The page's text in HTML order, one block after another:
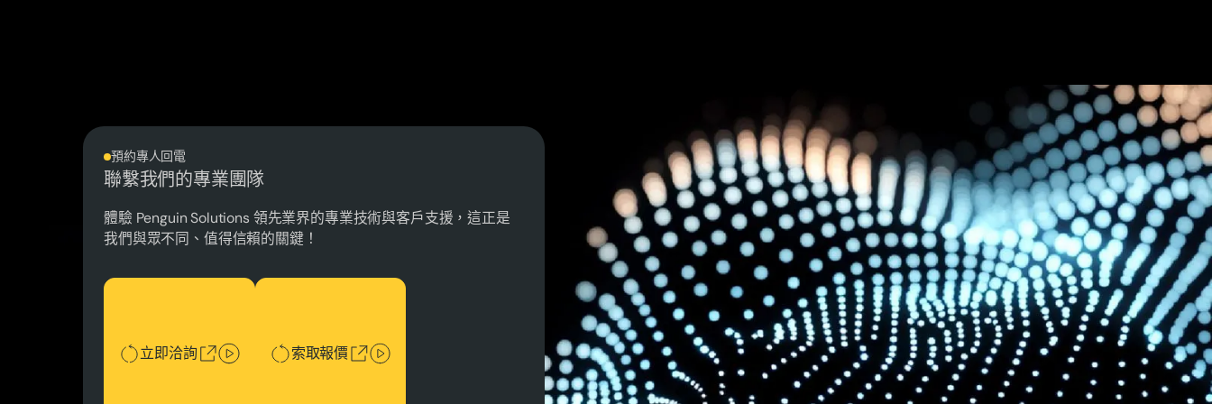
預約專人回電
聯繫我們的專業團隊
體驗 Penguin Solutions 領先業界的專業技術與客戶支援，這正是
我們與眾不同、值得信賴的關鍵！
立即洽詢
立即洽詢
索取報價
索取報價